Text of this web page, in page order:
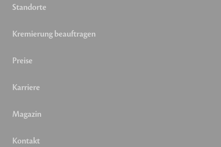
Standorte
Kremierung beauftragen
Preise
Karriere
Magazin
Kontakt